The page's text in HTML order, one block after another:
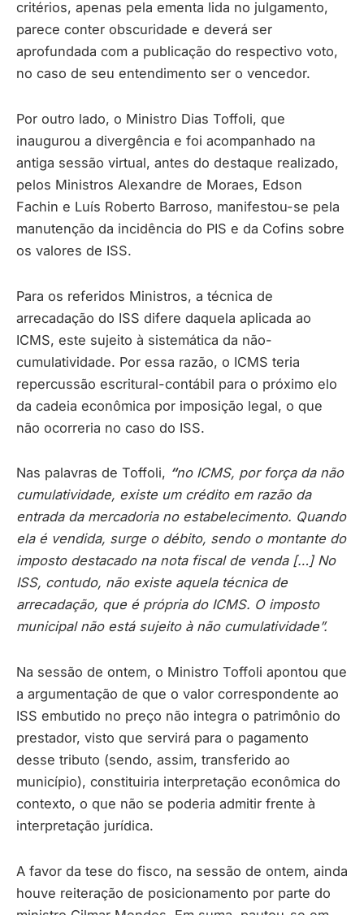
critérios, apenas pela ementa lida no julgamento,
parece conter obscuridade e deverá ser
aprofundada com a publicação do respectivo voto,
no caso de seu entendimento ser o vencedor.
Por outro lado, o Ministro Dias Toffoli, que
inaugurou a divergência e foi acompanhado na
antiga sessão virtual, antes do destaque realizado,
pelos Ministros Alexandre de Moraes, Edson
Fachin e Luís Roberto Barroso, manifestou-se pela
manutenção da incidência do PIS e da Cofins sobre
os valores de ISS.
Para os referidos Ministros, a técnica de
arrecadação do ISS difere daquela aplicada ao
ICMS, este sujeito à sistemática da não-
cumulatividade. Por essa razão, o ICMS teria
repercussão escritural-contábil para o próximo elo
da cadeia econômica por imposição legal, o que
não ocorreria no caso do ISS.
Nas palavras de Toffoli, “no ICMS, por força da não
cumulatividade, existe um crédito em razão da
entrada da mercadoria no estabelecimento. Quando
ela é vendida, surge o débito, sendo o montante do
imposto destacado na nota fiscal de venda […] No
ISS, contudo, não existe aquela técnica de
arrecadação, que é própria do ICMS. O imposto
municipal não está sujeito à não cumulatividade”.
Na sessão de ontem, o Ministro Toffoli apontou que
a argumentação de que o valor correspondente ao
ISS embutido no preço não integra o patrimônio do
prestador, visto que servirá para o pagamento
desse tributo (sendo, assim, transferido ao
município), constituiria interpretação econômica do
contexto, o que não se poderia admitir frente à
interpretação jurídica.
A favor da tese do fisco, na sessão de ontem, ainda
houve reiteração de posicionamento por parte do